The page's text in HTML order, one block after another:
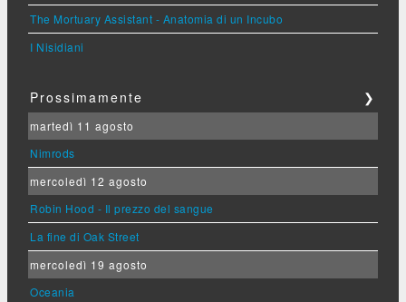
The Mortuary Assistant - Anatomia di un Incubo
I Nisidiani
Prossimamente ❯
martedì 11 agosto
Nimrods
mercoledì 12 agosto
Robin Hood - Il prezzo del sangue
La fine di Oak Street
mercoledì 19 agosto
Oceania